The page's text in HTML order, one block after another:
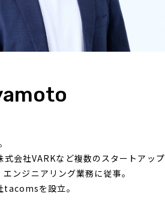
会社VARKなど複数のスタートアップ
ンジニアリング業務に従事。
tacomsを設立。